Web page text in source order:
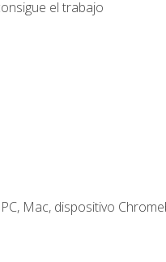
el trabajo
Mac, dispositivo